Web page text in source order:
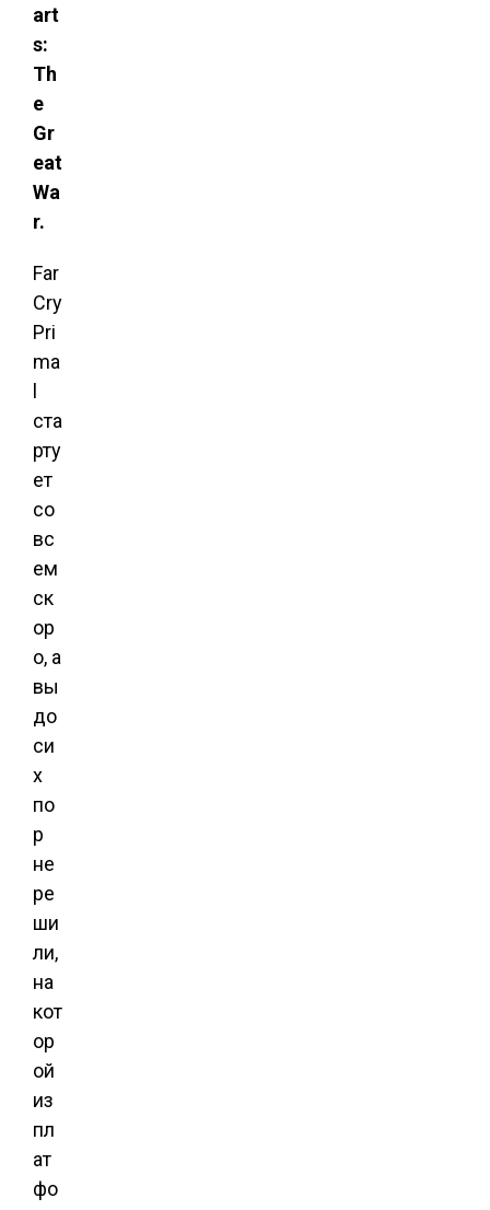
art
s:
Th
e
Gr
eat
Wa
r.
Far
Cry
Pri
ma
ста
рту
ет
со
вс
ем
ск
ор
о, а
вы
до
си
х
по
р
не
ре
ши
ли,
на
кот
ор
ой
из
пл
ат
фо